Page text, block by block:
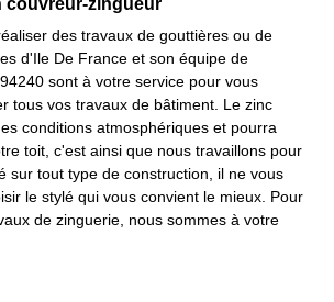
couvreur-zingueur
des travaux de gouttières ou de
d'Ile De France et son équipe de
sont à votre service pour vous
tous vos travaux de bâtiment. Le zinc
conditions atmosphériques et pourra
toit, c'est ainsi que nous travaillons pour
sur tout type de construction, il ne vous
le stylé qui vous convient le mieux. Pour
de zinguerie, nous sommes à votre